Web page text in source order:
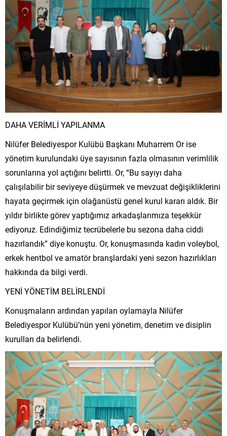
DAHA VERİMLİ YAPILANMA
Nilüfer Belediyespor Kulübü Başkanı Muharrem Or ise
yönetim kurulundaki üye sayısının fazla olmasının verimlilik
sorunlarına yol açtığını belirtti. Or, “Bu sayıyı daha
çalışılabilir bir seviyeye düşürmek ve mevzuat değişikliklerini
hayata geçirmek için olağanüstü genel kurul kararı aldık. Bir
yıldır birlikte görev yaptığımız arkadaşlarımıza teşekkür
ediyoruz. Edindiğimiz tecrübelerle bu sezona daha ciddi
hazırlandık” diye konuştu. Or, konuşmasında kadın voleybol,
erkek hentbol ve amatör branşlardaki yeni sezon hazırlıkları
hakkında da bilgi verdi.
YENİ YÖNETİM BELİRLENDİ
Konuşmaların ardından yapılan oylamayla Nilüfer
Belediyespor Kulübü’nün yeni yönetim, denetim ve disiplin
kurulları da belirlendi.